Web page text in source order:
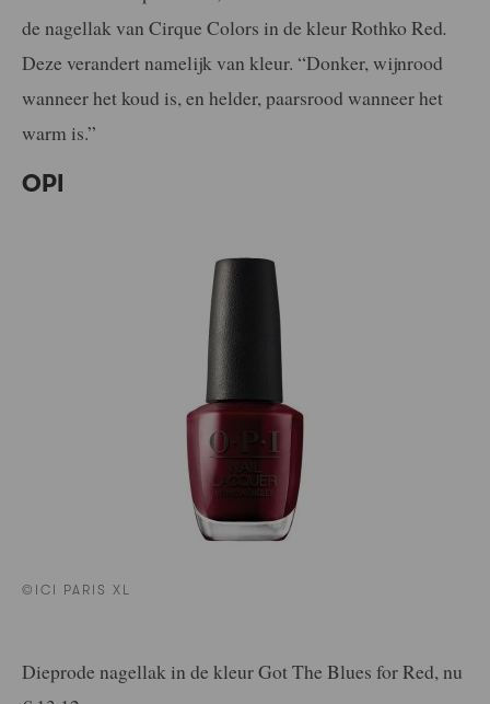
de nagellak van Cirque Colors in de kleur Rothko Red.
Deze verandert namelijk van kleur. “Donker, wijnrood
wanneer het koud is, en helder, paarsrood wanneer het
warm is.”
OPI
©ICI PARIS XL
Dieprode nagellak in de kleur Got The Blues for Red, nu